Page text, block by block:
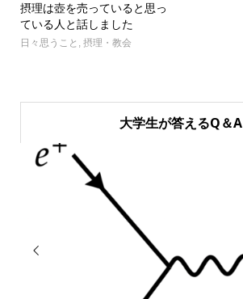
摂理は壺を売っていると思っ
ている人と話しました
日々思うこと 摂理・教会
大学生が答えるQ＆A
